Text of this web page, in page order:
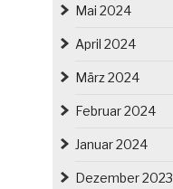
Mai 2024
April 2024
März 2024
Februar 2024
Januar 2024
Dezember 2023